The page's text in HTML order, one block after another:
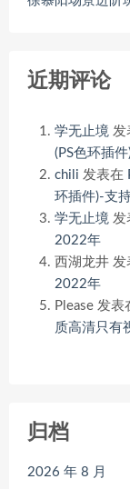
近期评论
学无止境 发
(PS色环插
chili 发表在
环插件)-支
学无止境 发
2022年
西湖龙井 发
2022年
Please 发表
质高清只有
归档
2026 年 8 月